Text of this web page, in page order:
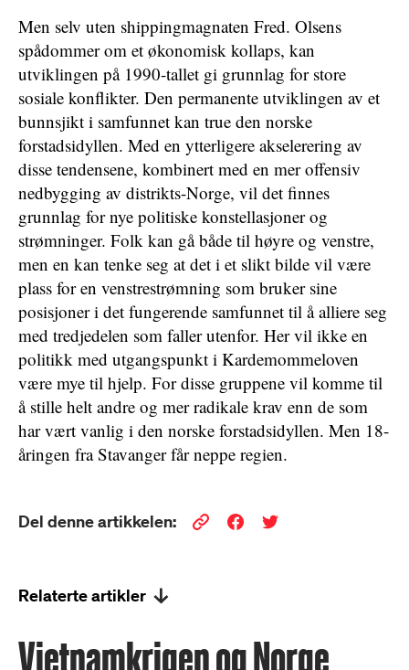
Men selv uten shippingmagnaten Fred. Olsens
spådommer om et økonomisk kollaps, kan
utviklingen på 1990-tallet gi grunnlag for store
sosiale konflikter. Den permanente utviklingen av et
bunnsjikt i samfunnet kan true den norske
forstadsidyllen. Med en ytterligere akselerering av
disse tendensene, kombinert med en mer offensiv
nedbygging av distrikts-Norge, vil det finnes
grunnlag for nye politiske konstellasjoner og
strømninger. Folk kan gå både til høyre og venstre,
men en kan tenke seg at det i et slikt bilde vil være
plass for en venstrestrømning som bruker sine
posisjoner i det fungerende samfunnet til å alliere seg
med tredjedelen som faller utenfor. Her vil ikke en
politikk med utgangspunkt i Kardemommeloven
være mye til hjelp. For disse gruppene vil komme til
å stille helt andre og mer radikale krav enn de som
har vært vanlig i den norske forstadsidyllen. Men 18-
åringen fra Stavanger får neppe regien.
Del denne artikkelen:
Relaterte artikler
Vietnamkrigen og Norge